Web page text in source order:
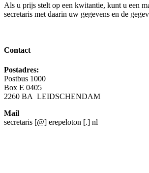
Als u prijs stelt op een kwitantie, kunt u een
secretaris met daarin uw gegevens en de
Contact
Postadres:
Postbus 1000
Box E 0405
2260 BA LEIDSCHENDAM
Mail
secretaris [@] erepeloton [.] nl